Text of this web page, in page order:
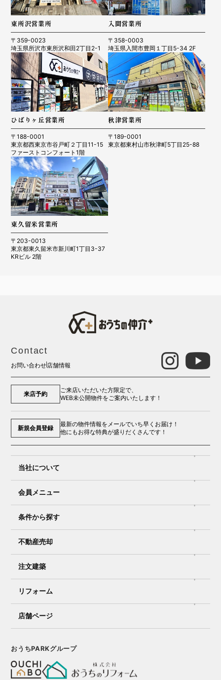
東所沢営業所
〒359-0023
埼玉県所沢市東所沢和田2丁目2-1
入間営業所
〒358-0003
埼玉県入間市豊岡１丁目5-34 2F
ひばりヶ丘営業所
〒188-0001
東京都西東京市谷戸町２丁目11-15
ファーストコンフォート1階
秋津営業所
〒189-0001
東京都東村山市秋津町5丁目25-88
東久留米営業所
〒203-0013
東京都東久留米市新川町1丁目3-37
KRビル 2階
Contact
お問い合わせ店舗情報
来店予約
ご来店いただいた方限定で、
WEB未公開物件をご案内いたします！
新規会員登録
最新の物件情報をメールでいち早くお届け！
他にもお得な特典が盛りだくさんです！
当社について
会員メニュー
条件から探す
不動産売却
注文建築
リフォーム
店舗ページ
おうちPARKグループ